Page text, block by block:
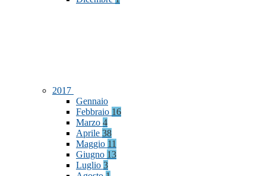
2017
Gennaio
Febbraio 16
Marzo 4
Aprile 38
Maggio 11
Giugno 13
Luglio 3